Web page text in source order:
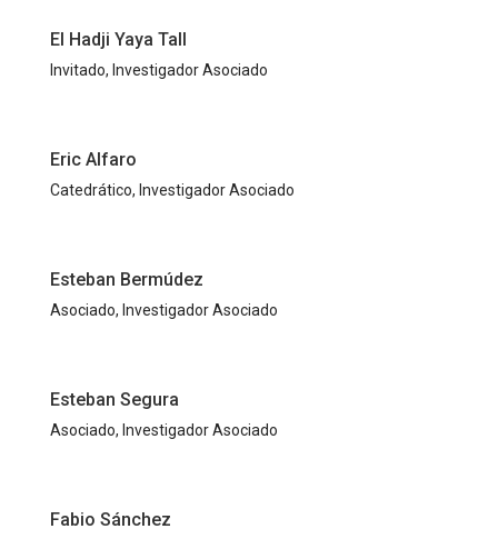
El Hadji Yaya Tall​
Invitado, Investigador Asociado
Eric Alfaro
Catedrático, Investigador Asociado
Esteban Bermúdez
Asociado, Investigador Asociado
Esteban Segura
Asociado, Investigador Asociado
Fabio Sánchez